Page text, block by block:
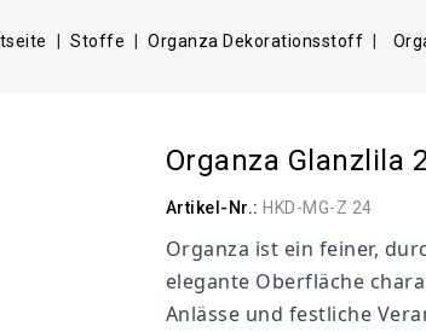
Stoffe Organza Dekorationsstoff
Organza Glanzlila
Artikel-Nr.: HKD-MG-Z 24
Organza ist ein feiner,
elegante Oberfläche
Anlässe und festliche